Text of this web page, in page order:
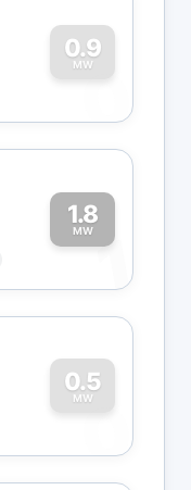
0.9
MW
0
1.8
MW1
0.5
MW
0